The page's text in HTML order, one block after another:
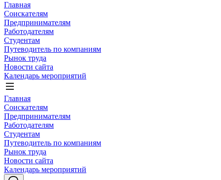
Главная
Соискателям
Предпринимателям
Работодателям
Студентам
Путеводитель по компаниям
Рынок труда
Новости сайта
Календарь мероприятий
Главная
Соискателям
Предпринимателям
Работодателям
Студентам
Путеводитель по компаниям
Рынок труда
Новости сайта
Календарь мероприятий